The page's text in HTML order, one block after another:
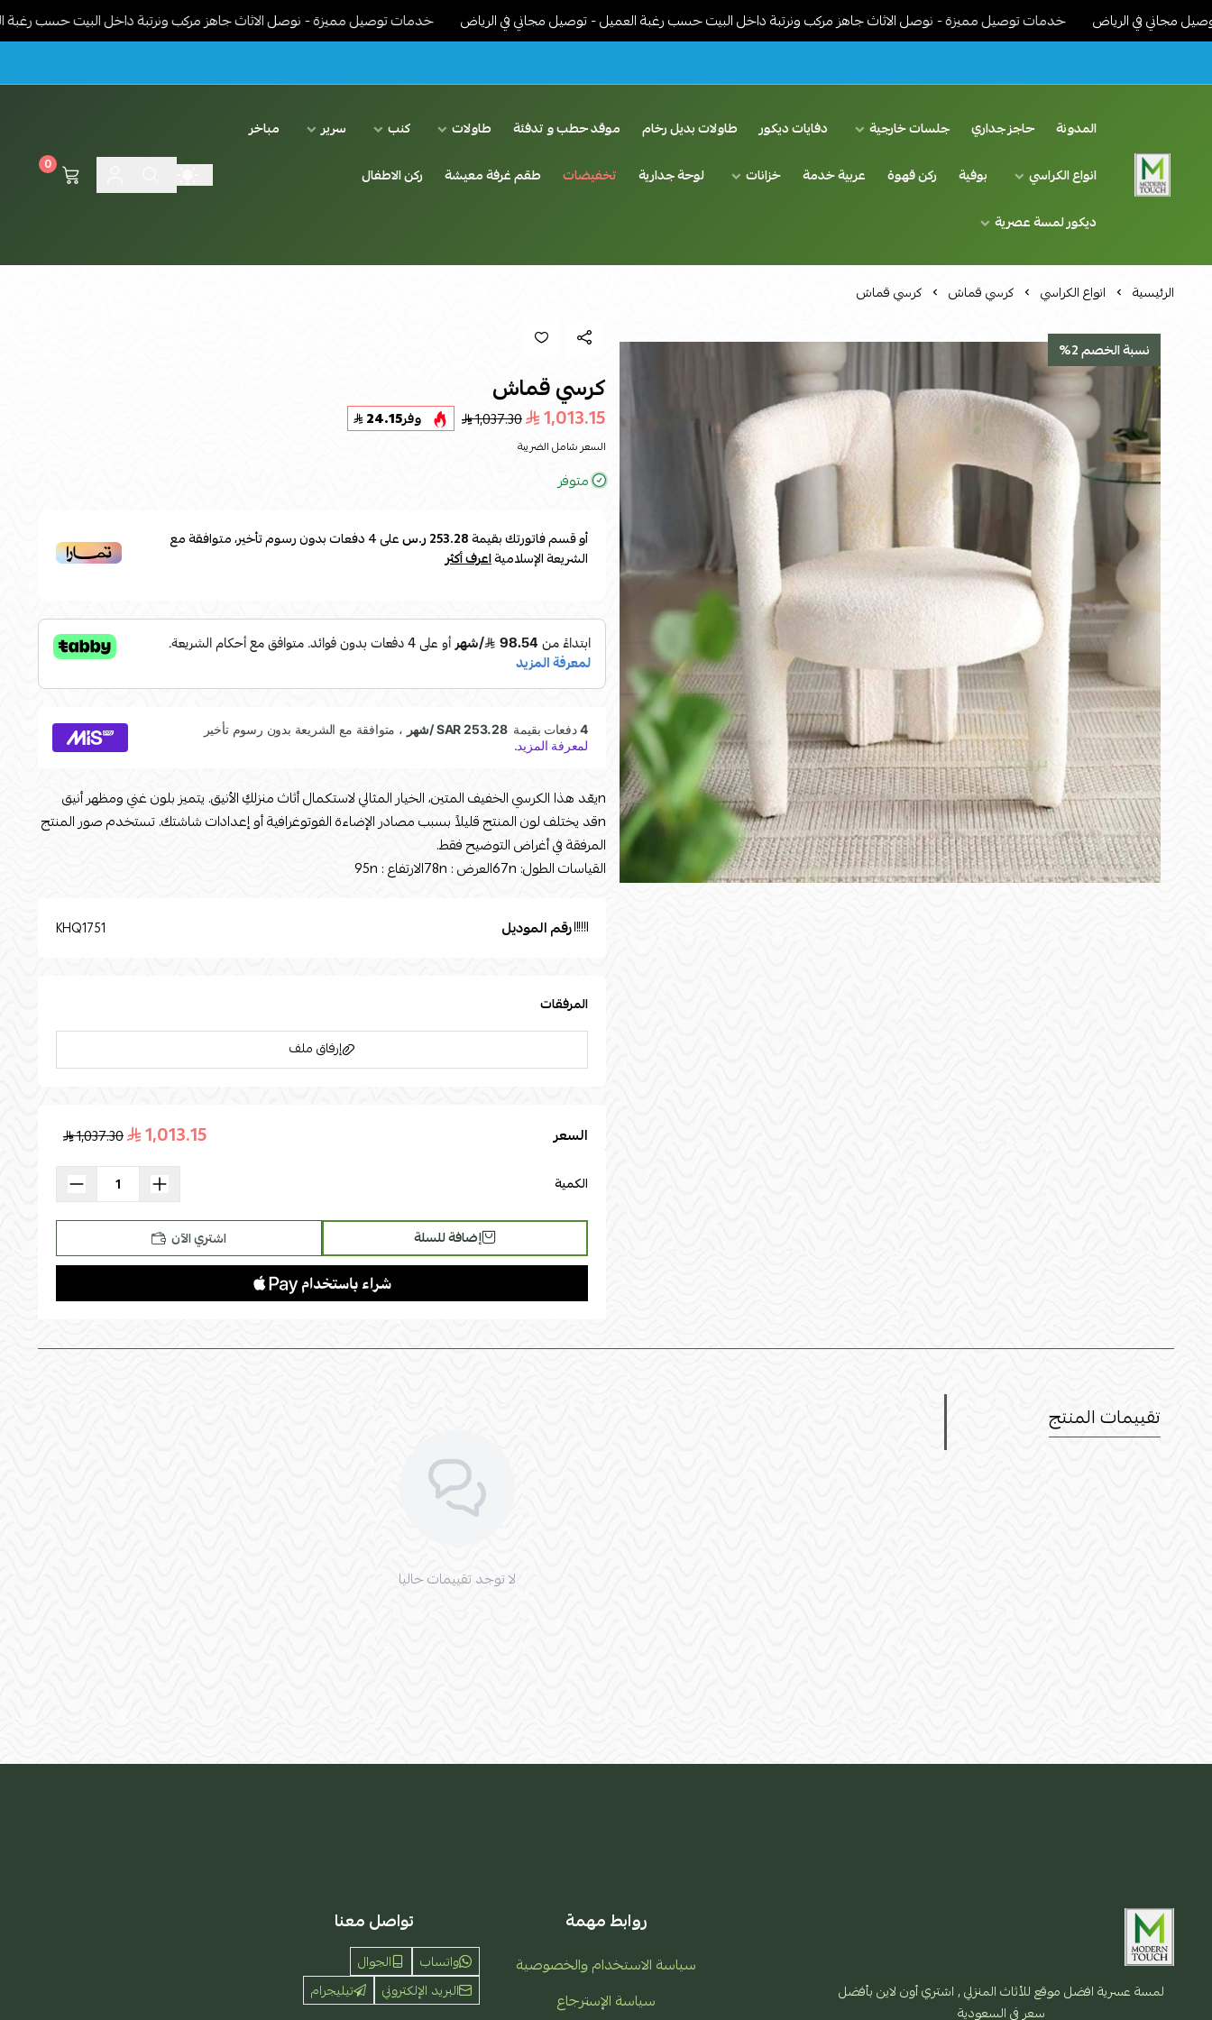
الرياض خدمات توصيل مميزة - نوصل الاثاث جاهز مركب ونرتبة داخل البيت حسب رغبة العميل - توصيل مجاني في الرياض خدمات توصيل مميزة - نوصل الاثاث جاهز مركب ونرتبة داخل البيت حسب رغبة العميل -
اثاث مودرن لمسة عصرية
المدونة حاجز جداري جلسات خارجية دفايات ديكور طاولات بديل رخام موقد حطب و تدفئة طاولات كنب سرير
مباخر
انواع الكراسي
بوفية ركن قهوة عربية خدمة خزانات لوحة جدارية تخفيضات طقم غرفة معيشة
ركن الاطفال
ديكور لمسة عصرية
0
الرئيسية انواع الكراسي كرسي قماش كرسي قماش
نسبة الخصم 2%
كرسي قماش
1,013.15
1,037.30 وفر24.15
السعر شامل الضريبة
متوفر
أو قسم فاتورتك بقيمة253.28 ر.س على4دفعات بدون رسوم تأخير، متوافقة مع
الشريعة الإسلاميةاعرف أكثر
nيعّد هذا الكرسي الخفيف المتين، الخيار المثالي لاستكمال أثاث منزلكِ الأنيق. يتميز بلون غني ومظهر أنيق
nقد يختلف لون المنتج قليلاً بسبب مصادر الإضاءة الفوتوغرافية أو إعدادات شاشتك. تستخدم صور المنتج
المرفقة في أغراض التوضيح فقط.
القياسات الطول: 67nالعرض : 78nالارتفاع : 95n
رقم الموديل KHQ1751
المرفقات
إرفاق ملف
السعر 1,013.15
1,037.30
الكمية
إضافة للسلة اشتري الآن
تقييمات المنتج
لا توجد تقييمات حاليا
لمسة عسرية افضل موقع للأثاث المنزلي , اشتري أون لاين بأفضل
سعر فى السعودية
روابط مهمة
سياسة الاستخدام والخصوصية
سياسة الإسترجاع
تواصل معنا
واتساب
الجوال
البريد الإلكتروني
تيليجرام